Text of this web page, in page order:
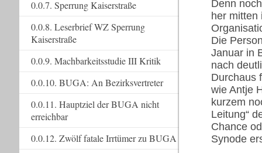
Denn
her mitten
Die
Januar in
nach
Durchaus
wie Antje
kurzem
Leitung“
Chance
Synode
0.0.7. Sperrung Kaiserstraße
0.0.8. Leserbrief WZ Sperrung
Kaiserstraße
0.0.9. Machbarkeitsstudie III Kritik
0.0.10. BUGA: An Bezirksvertreter
0.0.11. Hauptziel der BUGA nicht
erreichbar
0.0.12. Zwölf fatale Irrtümer zu BUGA